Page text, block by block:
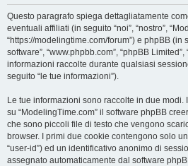
Questo paragrafo spiega dettagliatamente
eventuali affiliati (in seguito “noi”, “nostro”,
“https://modelingtime.com/forum”) e phpBB (in
software”, “www.phpbb.com”, “phpBB
informazioni raccolte durante qualsiasi
seguito “le tue informazioni”).
Le tue informazioni sono raccolte in due
su “ModelingTime.com” il software phpBB
che sono piccoli file di testo che vengono
browser. I primi due cookie contengono solo
“user-id”) ed un identificativo anonimo di
assegnato automaticamente dal software